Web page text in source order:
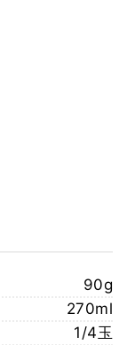
90g
270ml
1/4玉